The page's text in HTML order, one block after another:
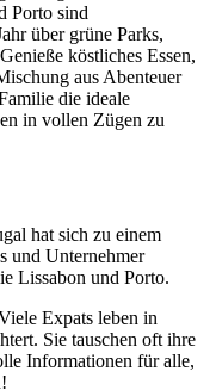
Porto sind
über grüne Parks,
köstliches Essen,
aus Abenteuer
die ideale
in vollen Zügen zu
hat sich zu einem
und Unternehmer
Lissabon und Porto.
Expats leben in
Sie tauschen oft ihre
Informationen für alle,